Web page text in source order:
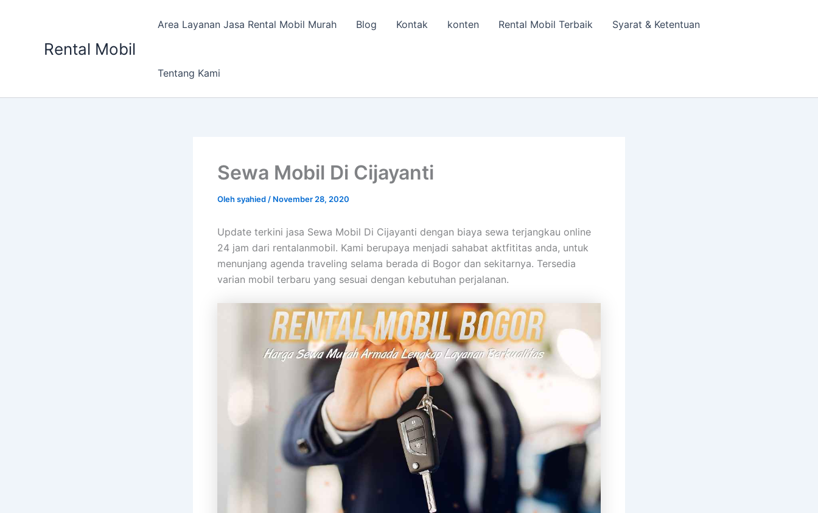
Rental Mobil
Area Layanan Jasa Rental Mobil Murah Blog Kontak konten Rental Mobil Terbaik Syarat & Ketentuan
Tentang Kami
Sewa Mobil Di Cijayanti
Olehsyahied / November 28, 2020
Update terkini jasa Sewa Mobil Di Cijayanti dengan biaya sewa terjangkau online
24 jam dari rentalanmobil. Kami berupaya menjadi sahabat aktfititas anda, untuk
menunjang agenda traveling selama berada di Bogor dan sekitarnya. Tersedia
varian mobil terbaru yang sesuai dengan kebutuhan perjalanan.